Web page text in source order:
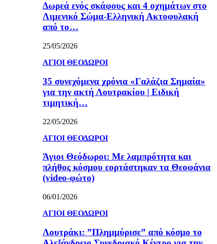
Δωρεά ενός σκάφους και 4 οχημάτων στο
Λιμενικό Σώμα-Ελληνική Ακτοφυλακή
από το…
25/05/2026
ΑΓΙΟΙ ΘΕΟΔΩΡΟΙ
35 συνεχόμενα χρόνια «Γαλάζια Σημαία»
για την ακτή Λουτρακίου | Ειδική
τιμητική…
22/05/2026
ΑΓΙΟΙ ΘΕΟΔΩΡΟΙ
Άγιοι Θεόδωροι: Με λαμπρότητα και
πλήθος κόσμου εορτάστηκαν τα Θεοφάνια
(video-φώτο)
06/01/2026
ΑΓΙΟΙ ΘΕΟΔΩΡΟΙ
Λουτράκι: ”Πλημμύρισε” από κόσμο το